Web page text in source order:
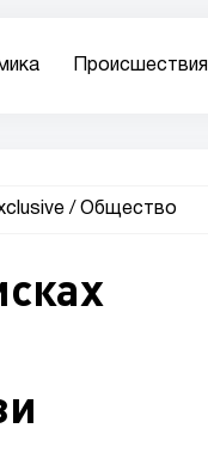
Происшествия
/ Общество